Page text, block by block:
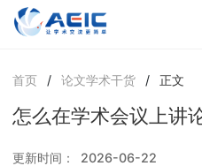
首页 / 论文学术干货 / 正文
怎么在学术会议上讲
更新时间： 2026-06-22